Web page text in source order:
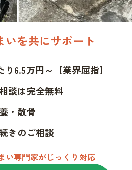
いを共にサポート
6.5万円～【業界屈指】
談は完全無料
・散骨
きのご相談
い専門家がじっくり対応